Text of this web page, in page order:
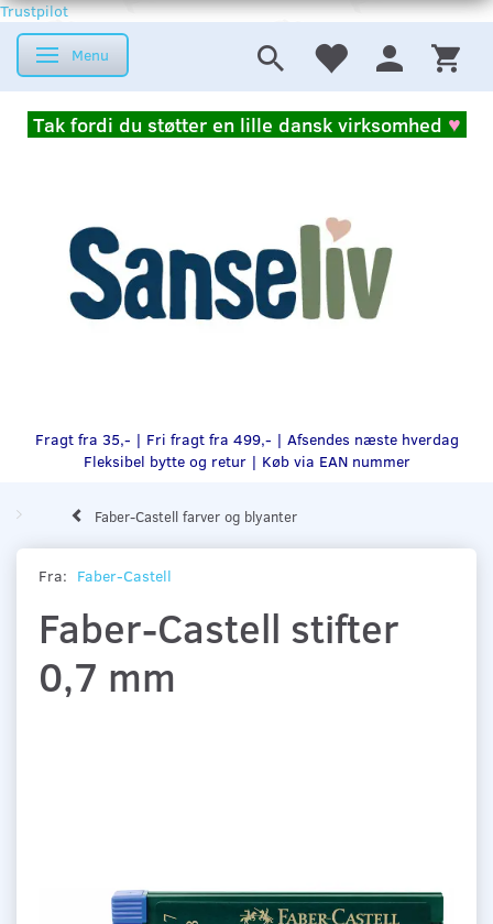
Trustpilot
Skifte navigation
Menu
Tak fordi du støtter en lille dansk virksomhed ♥
Fragt fra 35,- | Fri fragt fra 499,- | Afsendes næste hverdag
Fleksibel bytte og retur | Køb via EAN nummer
Faber-Castell farver og blyanter
Fra: Faber-Castell
Faber-Castell stifter
0,7 mm